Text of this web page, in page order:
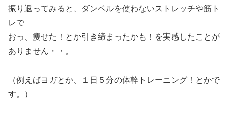
振り返ってみると、ダンベルを使わないストレッチや筋ト
レで
おっ、痩せた！とか引き締まったかも！を実感したことが
ありません・・。
（例えばヨガとか、１日５分の体幹トレーニング！とかで
す。）